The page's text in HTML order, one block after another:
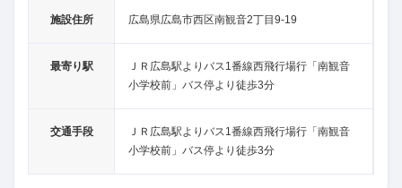
施設住所 広島県広島市西区南観音2丁目9-19
最寄り駅
ＪＲ広島駅よりバス1番線西飛行場行「南観音
小学校前」バス停より徒歩3分
交通手段
ＪＲ広島駅よりバス1番線西飛行場行「南観音
小学校前」バス停より徒歩3分